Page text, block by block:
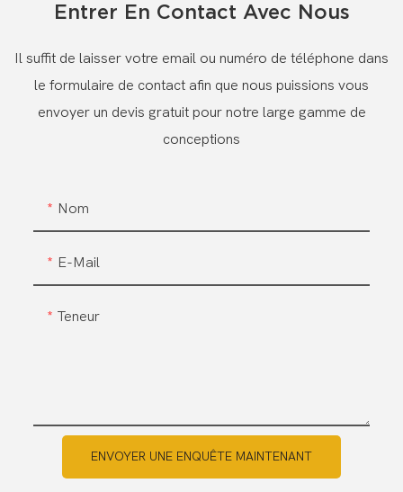
Entrer En Contact Avec Nous
Il suffit de laisser votre email ou numéro de téléphone dans
le formulaire de contact afin que nous puissions vous
envoyer un devis gratuit pour notre large gamme de
conceptions
Nom
E-Mail
Teneur
ENVOYER UNE ENQUÊTE MAINTENANT